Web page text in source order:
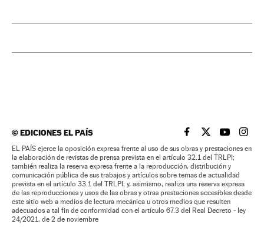
©EDICIONES EL PAÍS EL PAÍS BRASIL EN
EL PAÍSEL PAÍS
EL
EL PAÍS ejerce la oposición expresa frente al uso de sus obras y prestaciones en
la elaboración de revistas de prensa prevista en el artículo 32.1 del TRLPI;
también realiza la reserva expresa frente a la reproducción, distribución y
comunicación pública de sus trabajos y artículos sobre temas de actualidad
prevista en el artículo 33.1 del TRLPI; y, asimismo, realiza una reserva expresa
de las reproducciones y usos de las obras y otras prestaciones accesibles desde
este sitio web a medios de lectura mecánica u otros medios que resulten
adecuados a tal fin de conformidad con el artículo 67.3 del Real Decreto - ley
24/2021, de 2 de noviembre